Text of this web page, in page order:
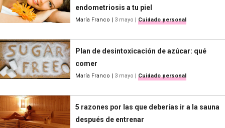
endometriosis a tu piel
María Franco 3 mayo Cuidado personal
Plan de desintoxicación de azúcar: qué
comer
María Franco 3 mayo Cuidado personal
5 razones por las que deberías ir a la sauna
después de entrenar